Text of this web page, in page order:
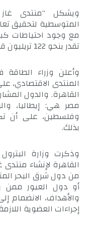
ويشكل “منتدى
المتوسطية لتحقيق
مع وجود احتياطات
تقدر بنحو 122 تريليون قدم مكعب من الغاز الطبيعي.
المنتدى الاقتصادي،
القاهرة. والدول
مصر هي: إيطاليا،
وفلسطين، على أن
بذلك.
وذكرت وزارة
القاهرة لإنشاء
من دول شرق البحر
أو دول العبور ممن
والأهداف، الانضمام
إجراءات العضوية